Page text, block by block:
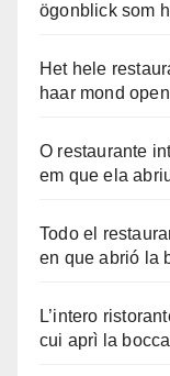
ögonblick som
Het hele
haar mond
O restaurante
em que ela
Todo el
en que abrió la
L’intero
cui aprì la bocca